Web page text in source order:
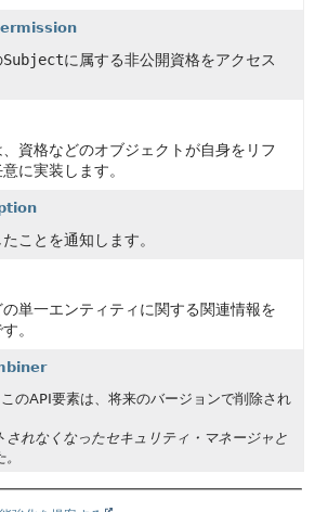
Subjectに属する非公開資格をアクセス
資格などのオブジェクトが自身をリフ
に実装します。
ことを通知します。
単一エンティティに関する関連情報を
。
のAPI要素は、将来のバージョンで削除され
されなくなったセキュリティ・マネージャと